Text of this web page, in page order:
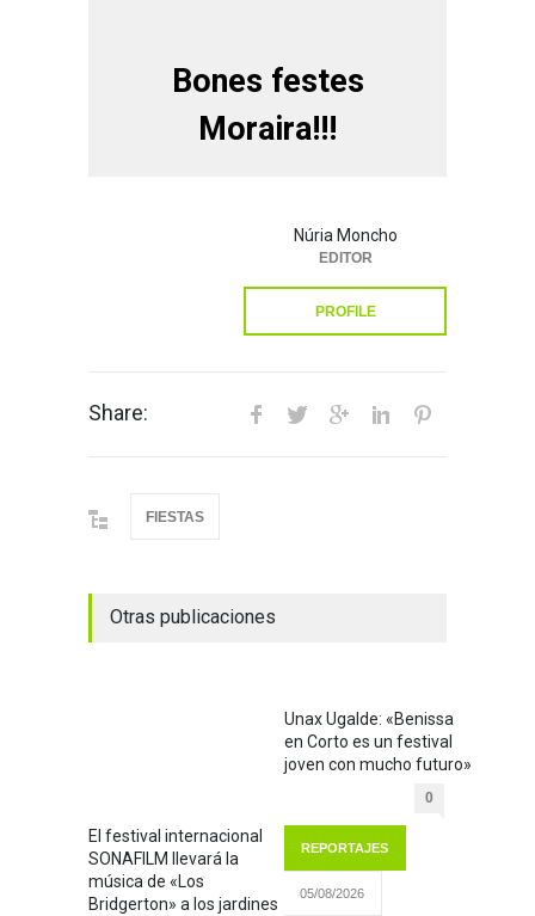
Bones festes
Moraira!!!
Núria Moncho
EDITOR
PROFILE
Share:
FIESTAS
Otras publicaciones
El festival internacional
SONAFILM llevará la
música de «Los
Bridgerton» a los jardines
Unax Ugalde: «Benissa
en Corto es un festival
joven con mucho futuro»
0
REPORTAJES
05/08/2026